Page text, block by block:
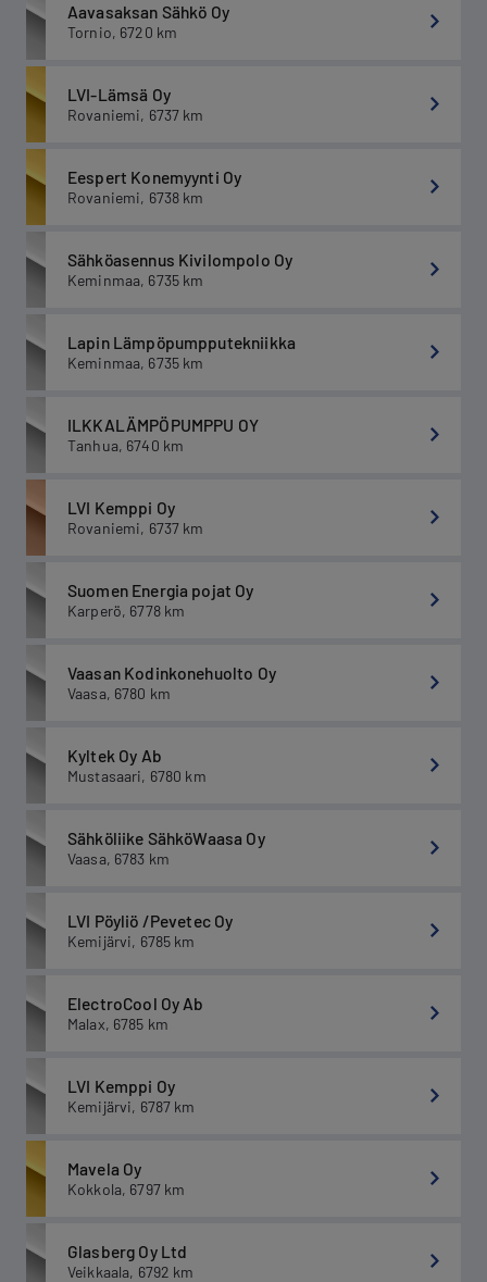
Aavasaksan Sähkö Oy
Tornio, 6720 km
LVI-Lämsä Oy
Rovaniemi, 6737 km
Eespert Konemyynti Oy
Rovaniemi, 6738 km
Sähköasennus Kivilompolo Oy
Keminmaa, 6735 km
Lapin Lämpöpumpputekniikka
Keminmaa, 6735 km
ILKKALÄMPÖPUMPPU OY
Tanhua, 6740 km
LVI Kemppi Oy
Rovaniemi, 6737 km
Suomen Energia pojat Oy
Karperö, 6778 km
Vaasan Kodinkonehuolto Oy
Vaasa, 6780 km
Kyltek Oy Ab
Mustasaari, 6780 km
Sähköliike SähköWaasa Oy
Vaasa, 6783 km
LVI Pöyliö /Pevetec Oy
Kemijärvi, 6785 km
ElectroCool Oy Ab
Malax, 6785 km
LVI Kemppi Oy
Kemijärvi, 6787 km
Mavela Oy
Kokkola, 6797 km
Glasberg Oy Ltd
Veikkaala, 6792 km